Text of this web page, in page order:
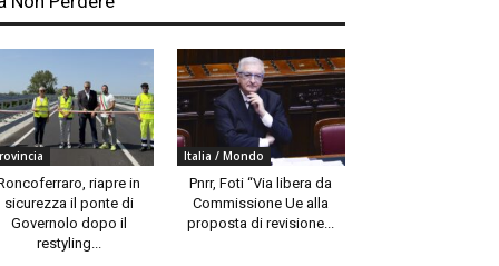
riapre in
sicurezza il ponte di
Governolo dopo il
restyling...
Italia / Mondo
Pnrr, Foti “Via libera da
Commissione Ue alla
proposta di revisione...